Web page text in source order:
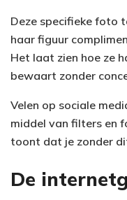
Deze specifieke foto
haar figuur
Het laat zien hoe ze
bewaart zonder
Velen op sociale
middel van filters en
toont dat je zonder
De